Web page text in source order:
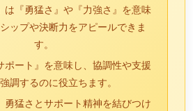
は『勇猛さ』や『力強さ』を意味
ップや決断力をアピールできま
す。
ポート』を意味し、協調性や支援
調するのに役立ちます。
勇猛さとサポート精神を結びつけ